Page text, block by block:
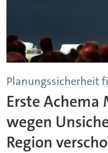
Planungssicherheit
Erste Achema
wegen
Region